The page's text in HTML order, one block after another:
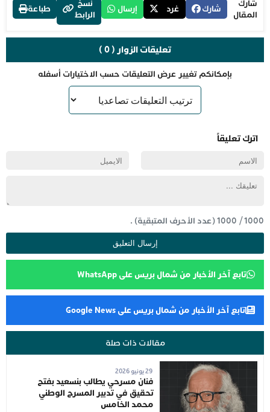
شارك
المقال
شارك غرد إرسال
نسخ
الرابط
طباعة
تعليقات الزوار ( 0 )
بإمكانكم تغيير عرض التعليقات حسب الاختيارات أسفله
اترك تعليقاً
1000
/
1000(عدد الأحرف المتبقية) .
تابع آخر الأخبار من شمال بريس على WhatsApp
تابع آخر الأخبار من شمال بريس على Google News
مقالات ذات صلة
29 يونيو 2026
فنان مسرحي يطالب بنسعيد بفتح
تحقيق في تدبير المسرح الوطني
محمد الخامس